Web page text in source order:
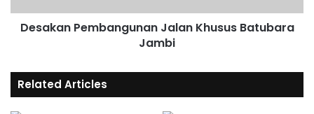
Desakan Pembangunan Jalan Khusus Batubara
Jambi
Related Articles